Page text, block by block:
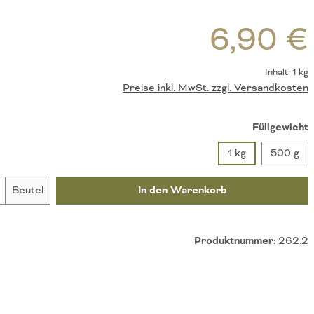
6,90 €
Inhalt:1 kg
Preise inkl. MwSt. zzgl. Versandkosten
Füllgewicht
1 kg
500 g
Gib den gewünschten Wert ein
Beutel In den Warenkorb
Produktnummer: 262.2